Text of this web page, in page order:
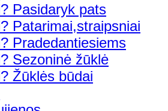
Pasidaryk pats
Patarimai,straipsniai
Pradedantiesiems
Sezoninė žūklė
Žūklės būdai